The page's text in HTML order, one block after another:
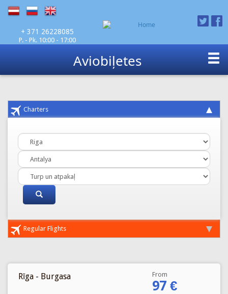
+ 371 26228085
P. - Pk. 10:00 - 17:00
Aviobiļetes
Charters
Regular Flights
Rīga - Burgasa From
97 €